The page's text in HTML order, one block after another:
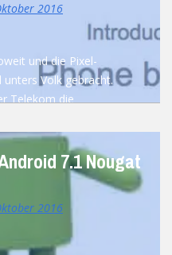
2016
und die Pixel-
Volk gebracht.
Telekom die
7.1 Nougat
2016